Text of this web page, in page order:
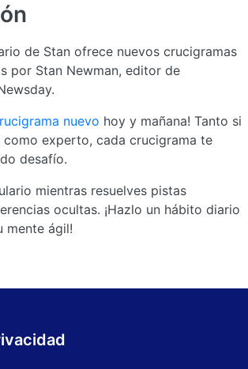
de Stan ofrece nuevos crucigramas
por Stan Newman, editor de
nuevo hoy y mañana! Tanto si
como experto, cada crucigrama te
desafío.
mientras resuelves pistas
ocultas. ¡Hazlo un hábito diario
mente ágil!